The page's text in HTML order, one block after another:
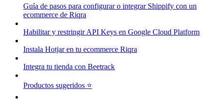
Guía de pasos para configurar o integrar Shippify con un
ecommerce de Riqra
Habilitar y restringir API Keys en Google Cloud Platform
Instala Hotjar en tu ecommerce Riqra
Integra tu tienda con Beetrack
Productos sugeridos ⭐